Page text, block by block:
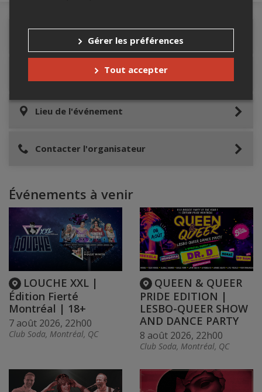
Détails de l'événement
Informations relatives au stationnement
Lieu de l'événement
Contacter l'organisateur
Événements à venir
LOUCHE XXL |
Édition Fierté
Montréal | 18+
7 août 2026, 22h00
Club Soda, Montréal, QC
QUEEN & QUEER
PRIDE EDITION |
LESBO-QUEER SHOW
AND DANCE PARTY
8 août 2026, 22h00
Club Soda, Montréal, QC
Gérer les préférences
Tout accepter